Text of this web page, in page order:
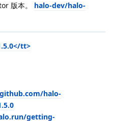
版本。 halo-dev/halo-
tt>
halo-
getting-